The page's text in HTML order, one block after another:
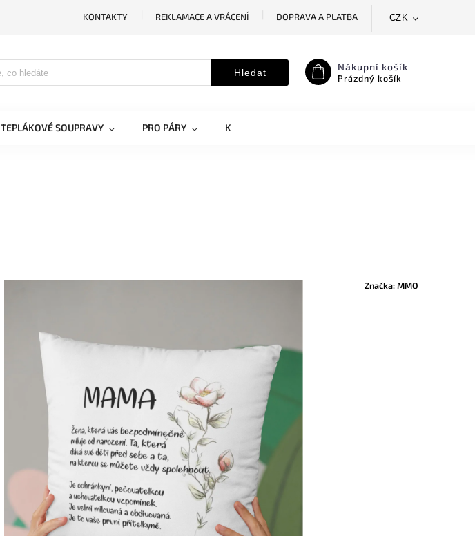
KONTAKTY REKLAMACE A VRÁCENÍ
DOPRAVA A PLATBA
CZK
Hledat Nákupní košík
Prázdný košík
TEPLÁKOVÉ SOUPRAVY PRO PÁRY KRYTY NA MOBILY
Značka:MMO